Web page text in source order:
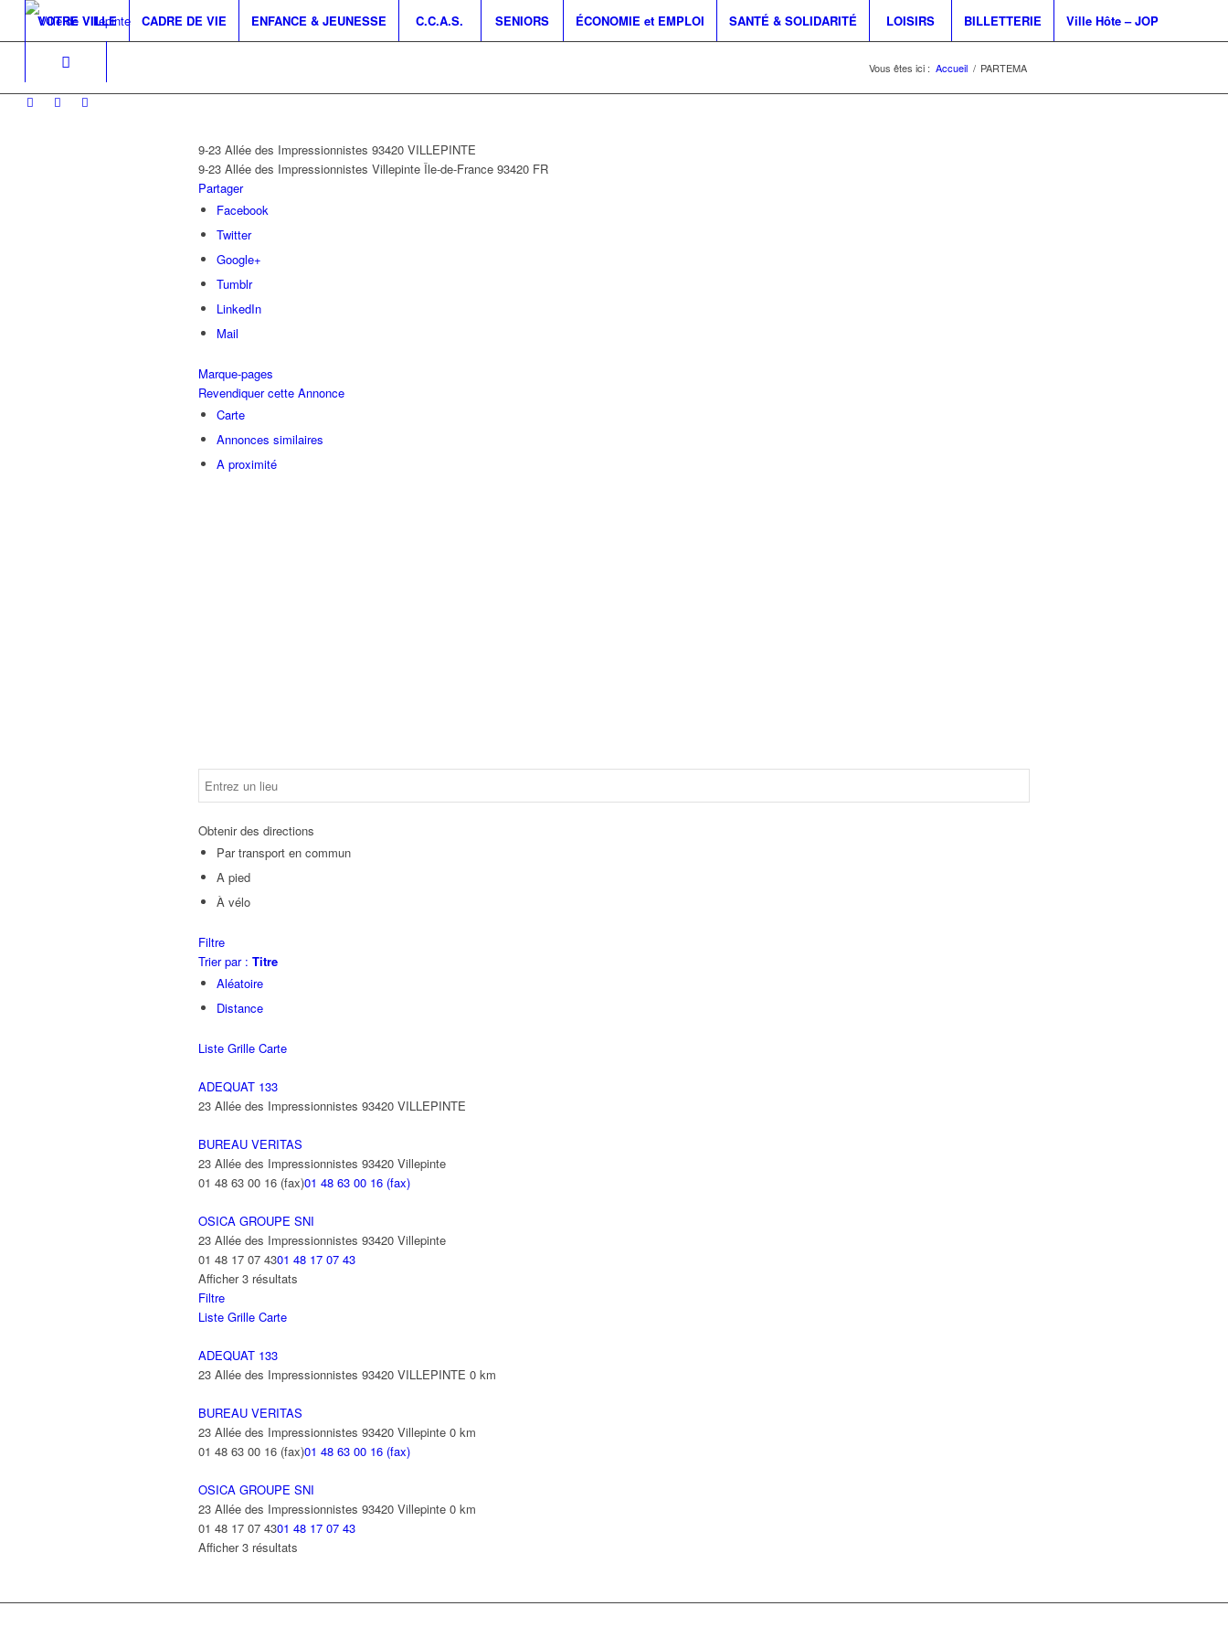
VOTRE VILLE CADRE DE VIE ENFANCE & JEUNESSE C.C.A.S. SENIORS ÉCONOMIE et EMPLOI SANTÉ & SOLIDARITÉ LOISIRS BILLETTERIE Ville Hôte – JOP
Vous êtes ici : Accueil / PARTEMA
9-23 Allée des Impressionnistes 93420 VILLEPINTE
9-23 Allée des Impressionnistes Villepinte Île-de-France 93420 FR
Partager
Facebook
Twitter
Google+
Tumblr
LinkedIn
Mail
Marque-pages
Revendiquer cette Annonce
Carte
Annonces similaires
A proximité
Obtenir des directions
Par transport en commun
A pied
À vélo
Filtre
Trier par : Titre
Aléatoire
Distance
Liste Grille Carte
ADEQUAT 133
23 Allée des Impressionnistes 93420 VILLEPINTE
BUREAU VERITAS
23 Allée des Impressionnistes 93420 Villepinte
01 48 63 00 16 (fax)01 48 63 00 16 (fax)
OSICA GROUPE SNI
23 Allée des Impressionnistes 93420 Villepinte
01 48 17 07 4301 48 17 07 43
Afficher 3 résultats
Filtre
Liste Grille Carte
ADEQUAT 133
23 Allée des Impressionnistes 93420 VILLEPINTE 0 km
BUREAU VERITAS
23 Allée des Impressionnistes 93420 Villepinte 0 km
01 48 63 00 16 (fax)01 48 63 00 16 (fax)
OSICA GROUPE SNI
23 Allée des Impressionnistes 93420 Villepinte 0 km
01 48 17 07 4301 48 17 07 43
Afficher 3 résultats